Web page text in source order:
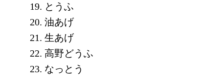
とうふ
油あげ
生あげ
高野どうふ
なっとう